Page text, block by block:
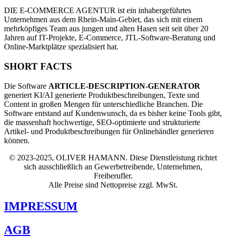
DIE E-COMMERCE AGENTUR ist ein inhabergeführtes
Unternehmen aus dem Rhein-Main-Gebiet, das sich mit einem
mehrköpfiges Team aus jungen und alten Hasen seit seit über 20
Jahren auf IT-Projekte, E-Commerce, JTL-Software-Beratung und
Online-Marktplätze spezialisiert hat.
SHORT FACTS
Die Software ARTICLE-DESCRIPTION-GENERATOR
generiert KI/AI generierte Produktbeschreibungen, Texte und
Content in großen Mengen für unterschiedliche Branchen. Die
Software entstand auf Kundenwunsch, da es bisher keine Tools gibt,
die massenhaft hochwertige, SEO-optimierte und strukturierte
Artikel- und Produktbeschreibungen für Onlinehändler generieren
können.
© 2023-2025, OLIVER HAMANN. Diese Dienstleistung richtet
sich ausschließlich an Gewerbetreibende, Unternehmen,
Freiberufler.
Alle Preise sind Nettopreise zzgl. MwSt.
IMPRESSUM
AGB